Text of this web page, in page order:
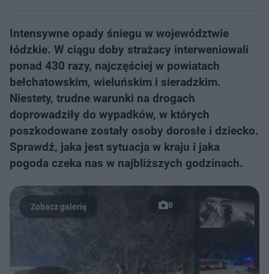
Intensywne opady śniegu w województwie
łódzkie. W ciągu doby strażacy interweniowali
ponad 430 razy, najczęściej w powiatach
bełchatowskim, wieluńskim i sieradzkim.
Niestety, trudne warunki na drogach
doprowadziły do wypadków, w których
poszkodowane zostały osoby dorosłe i dziecko.
Sprawdź, jaka jest sytuacja w kraju i jaka
pogoda czeka nas w najbliższych godzinach.
8